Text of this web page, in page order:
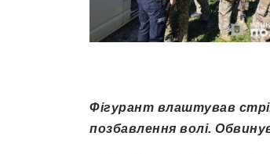
Фігурант влаштував
позбавлення волі.